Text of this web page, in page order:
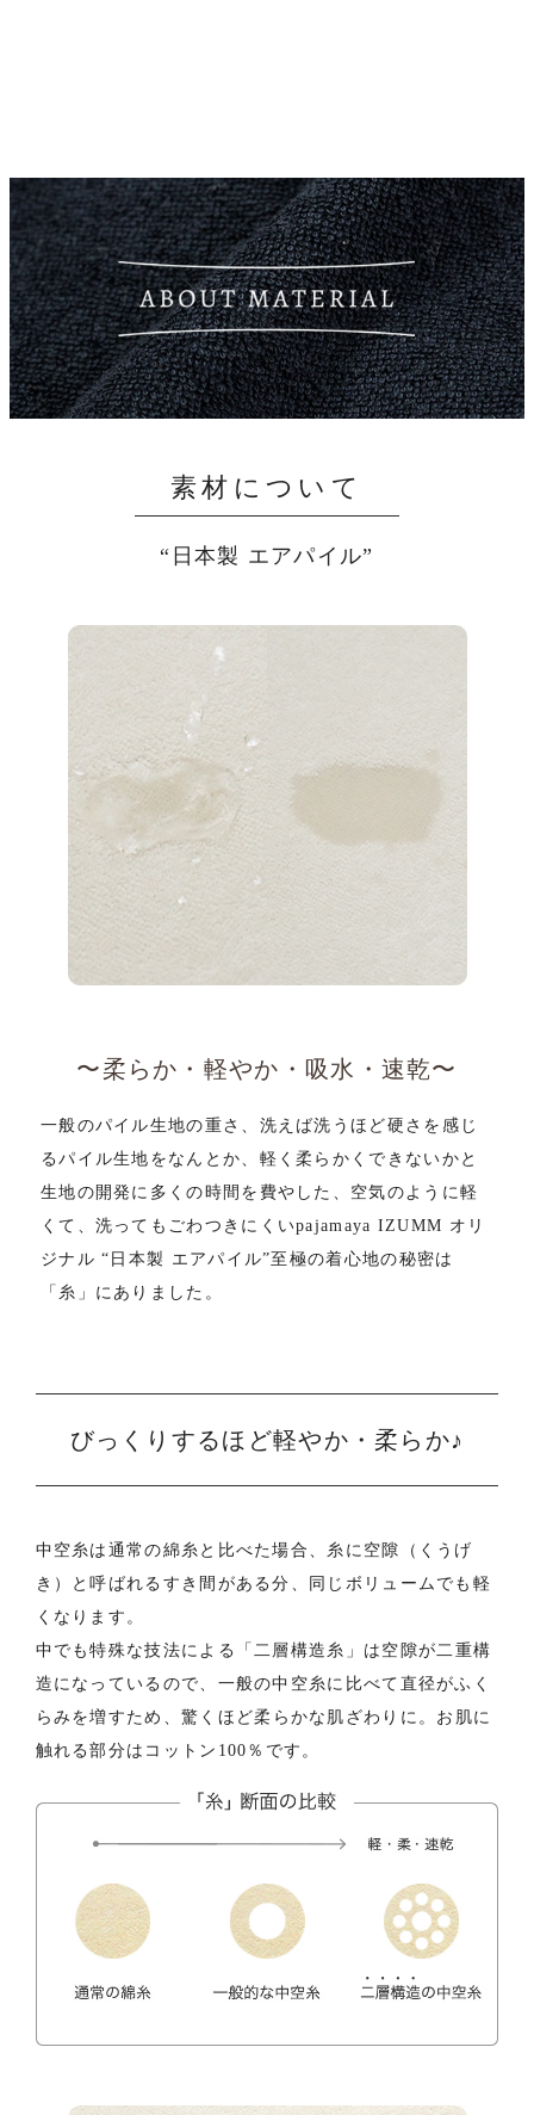
の
よ
う
に
軽
や
素材について
“日本製 エアパイル”
〜柔らか・軽やか・吸水・速乾〜
一般のパイル生地の重さ、洗えば洗うほど硬さを感じ
るパイル生地をなんとか、軽く柔らかくできないかと
生地の開発に多くの時間を費やした、 空気のように軽
くて、洗ってもごわつきにくいpajamaya IZUMM オリ
ジナル “日本製 エアパイル”至極の着心地の秘密は
「糸」にありました。
びっくりするほど軽やか・柔らか♪
中空糸は通常の綿糸と比べた場合、糸に空隙（くうげ
き）と呼ばれるすき間がある分、 同じボリュームでも軽
くなります。
中でも特殊な技法による「二層構造糸」は空隙が 二重構
造になっているので、一般の中空糸に比べて直径がふく
らみを増すため、 驚くほど柔らかな肌ざわりに。お肌に
触れる部分はコットン100％です。